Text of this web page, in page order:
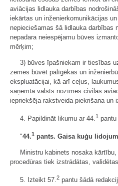
aviācijas lidlauka darbības
iekārtas un inženierkomunikācijas
nepieciešamas šā lidlauka darbības
nepadara neiespējamu būves
mērķim;
3) būves īpašniekam ir tiesības
zemes būvēt palīgēkas un
ekspluatācijai, kā arī ceļus,
saņemta valsts nozīmes civilās
iepriekšēja rakstveida piekrišana
4. Papildināt likumu ar 44. 1
"44.1 pants. Gaisa kuģu
Ministru kabinets nosaka
procedūras tiek izstrādātas,
5. Izteikt 57.2 pantu šādā